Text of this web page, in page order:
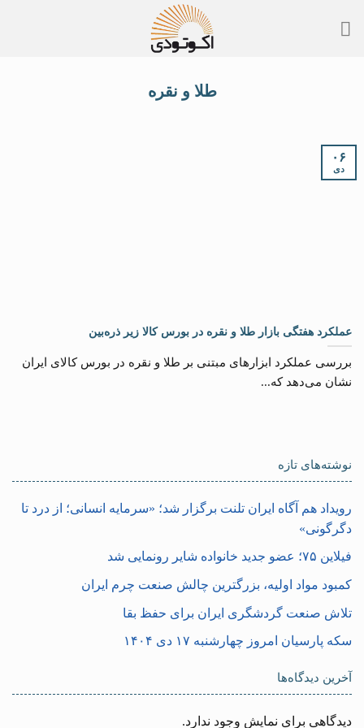
طلا و نقره
عملکرد هفتگی بازار طلا و نقره در بورس کالا زیر ذره‌بین
بررسی عملکرد ابزارهای مبتنی بر طلا و نقره در بورس کالای ایران
نشان می‌‎دهد که...
۰۶
دی
نوشته‌های تازه
رویداد هم آگاه ایران تلنت برگزار شد؛ «سرمایه انسانی؛ از درد تا
دگرگونی»
فیلاین ۷۵؛ عضو جدید خانواده شایر رونمایی شد
کمبود مواد اولیه، بزرگترین چالش صنعت چرم ایران
تلاش صنعت گردشگری ایران برای حفظ بقا
سکه پارسیان امروز چهارشنبه ۱۷ دی ۱۴۰۴
آخرین دیدگاه‌ها
دیدگاهی برای نمایش وجود ندارد.